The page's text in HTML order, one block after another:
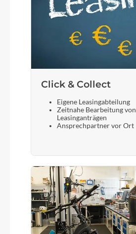
Click & Collect
Eigene Leasingabteilung
Zeitnahe Bearbeitung von
Leasinganträgen
Ansprechpartner vor Ort